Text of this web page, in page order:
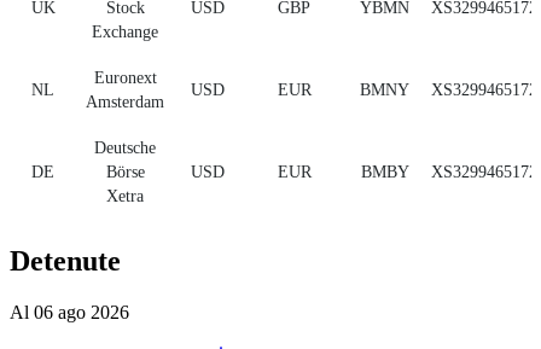
UK
Stock
Exchange
USD GBP YBMN XS3299465172
NL
Euronext
Amsterdam
USD EUR BMNY XS3299465172
DE
Deutsche
Börse
Xetra
USD EUR BMBY XS3299465172
Detenute
Al 06 ago 2026